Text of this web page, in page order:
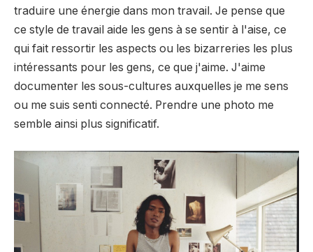
traduire une énergie dans mon travail. Je pense que
ce style de travail aide les gens à se sentir à l'aise, ce
qui fait ressortir les aspects ou les bizarreries les plus
intéressants pour les gens, ce que j'aime. J'aime
documenter les sous-cultures auxquelles je me sens
ou me suis senti connecté. Prendre une photo me
semble ainsi plus significatif.